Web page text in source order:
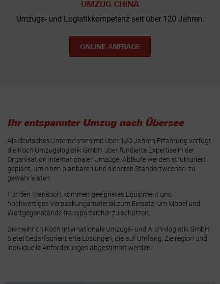
UMZUG CHINA
Umzugs- und Logistikkompetenz seit über 120 Jahren.
ONLINE-ANFRAGE
Ihr entspannter Umzug nach Übersee
Als deutsches Unternehmen mit über 120 Jahren Erfahrung verfügt
die Koch Umzugslogistik GmbH über fundierte Expertise in der
Organisation internationaler Umzüge. Abläufe werden strukturiert
geplant, um einen planbaren und sicheren Standortwechsel zu
gewährleisten.
Für den Transport kommen geeignetes Equipment und
hochwertiges Verpackungsmaterial zum Einsatz, um Möbel und
Wertgegenstände transportsicher zu schützen.
Die Heinrich Koch Internationale Umzugs- und Archivlogistik GmbH
bietet bedarfsorientierte Lösungen, die auf Umfang, Zielregion und
individuelle Anforderungen abgestimmt werden.